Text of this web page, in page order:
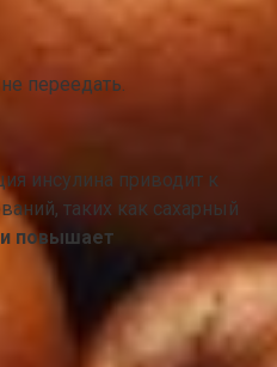
переедать.
инсулина приводит к
таких как сахарный
повышает